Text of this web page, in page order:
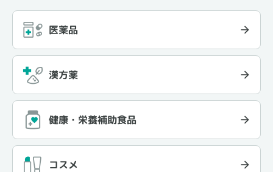
医薬品
漢方薬
健康・栄養補助食品
コスメ